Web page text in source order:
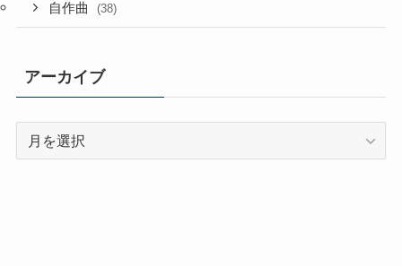
自作曲 (38)
アーカイブ